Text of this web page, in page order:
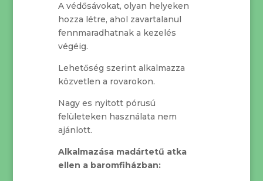
A védősávokat, olyan helyeken
hozza létre, ahol zavartalanul
fennmaradhatnak a kezelés
végéig.
Lehetőség szerint alkalmazza
közvetlen a rovarokon.
Nagy es nyitott pórusú
felületeken használata nem
ajánlott.
Alkalmazása madártetű atka
ellen a baromfiházban: